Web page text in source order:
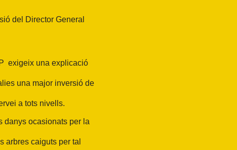
del Director General
exigeix una explicació
una major inversió de
a tots nivells.
danys ocasionats per la
arbres caiguts per tal